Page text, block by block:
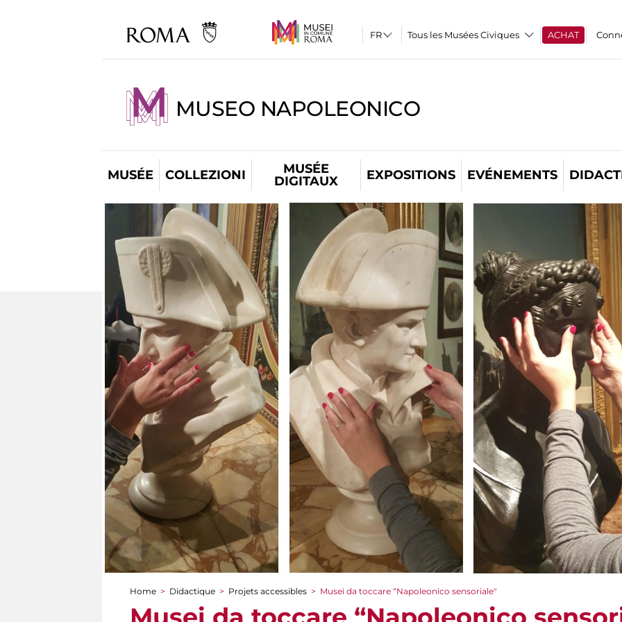
Tous les Musées Civiques ACHAT
MUSEO NAPOLEONICO
MUSÉE COLLEZIONI
MUSÉE
DIGITAUX
EXPOSITIONS EVÉNEMENTS
You are here
Home > Didactique > Projets accessibles > Musei da toccare “Napoleonico sensoriale"